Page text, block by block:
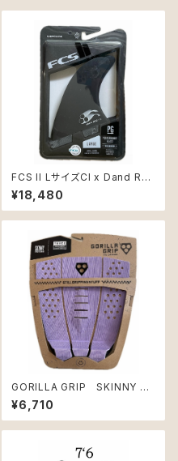
FCS II LサイズCl x Dand Rey
nolds DD2
¥18,480
GORILLA GRIP SKINNY T
HREE DIGITAL-LAV/BLACK
¥6,710